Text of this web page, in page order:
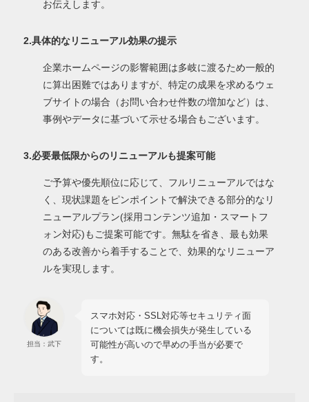
お伝えします。
2.具体的なリニューアル効果の提示
企業ホームページの影響範囲は多岐に渡るため一般的
に算出困難ではありますが、特定の成果を求めるウェ
ブサイトの場合（お問い合わせ件数の増加など）は、
事例やデータに基づいて示せる場合もございます。
3.必要最低限からのリニューアルも提案可能
ご予算や優先順位に応じて、フルリニューアルではな
く、現状課題をピンポイントで解決できる部分的なリ
ニューアルプラン(採用コンテンツ追加・スマートフ
ォン対応)もご提案可能です。無駄を省き、最も効果
のある改善から着手することで、効果的なリニューア
ルを実現します。
担当：武下
スマホ対応・SSL対応等セキュリティ面
については既に機会損失が発生している
可能性が高いので早めの手当が必要で
す。